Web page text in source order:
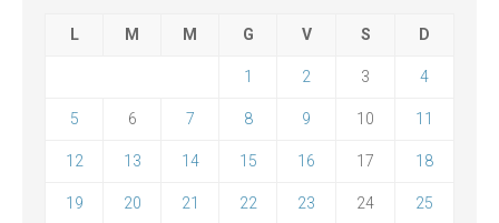
L M M G V S D
1 2 3 4
5 6 7 8 9 10 11
12 13 14 15 16 17 18
19 20 21 22 23 24 25